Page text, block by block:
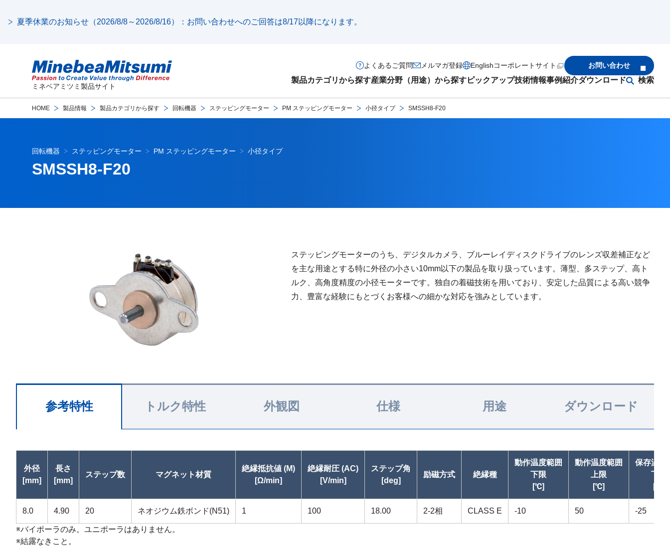
夏季休業のお知らせ（2026/8/8～2026/8/16）：お問い合わせへのご回答は8/17以降になります。
ミネベアミツミ製品サイト
製品カテゴリから探す産業分野（用途）から探すピックアップ技術情報事例紹介ダウンロード 検索
よくあるご質問 メルマガ登録 Englishコーポレートサイト お問い合わせ
HOME 製品情報 製品カテゴリから探す 回転機器 ステッピングモーター PM ステッピングモーター 小径タイプ SMSSH8-F20
回転機器 ステッピングモーター PM ステッピングモーター 小径タイプ
SMSSH8-F20
ステッピングモーターのうち、デジタルカメラ、ブルーレイディスクドライブのレンズ収差補正など
を主な用途とする特に外径の小さい10mm以下の製品を取り扱っています。薄型、多ステップ、高ト
ルク、高角度精度の小径モーターです。独自の着磁技術を用いており、安定した品質による高い競争
力、豊富な経験にもとづくお客様への細かな対応を強みとしています。
参考特性
外径
[mm]
長さ
[mm]
ステップ数 マグネット材質
絶縁抵抗値 (M)
[Ω/min]
絶縁耐圧 (AC)
[V/min]
ステップ角
[deg]
励磁方式 絶縁種
動作温度範囲
下限
[℃]
動作温度範囲
上限
[℃]
保存温度
下限
8.0 4.90 20 ネオジウム鉄ボンド(N51) 1 100 18.00 2-2相 CLASS E -10 50 -25
※バイポーラのみ。ユニポーラはありません。
※結露なきこと。
トルク特性 外観図 仕様 用途 ダウンロード